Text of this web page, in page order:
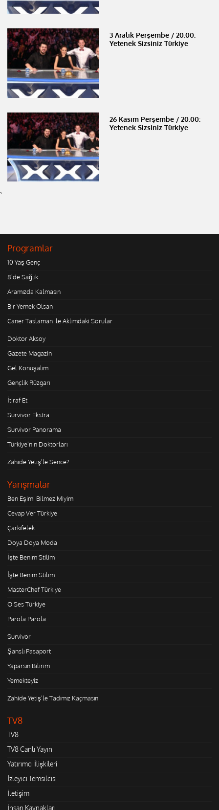
3 Aralık Perşembe / 20.00:
Yetenek Sizsiniz Türkiye
26 Kasım Perşembe / 20.00:
Yetenek Sizsiniz Türkiye
`
Programlar
10 Yaş Genç
8'de Sağlık
Aramızda Kalmasın
Bir Yemek Olsan
Caner Taslaman ile Aklımdaki Sorular
Doktor Aksoy
Gazete Magazin
Gel Konuşalım
Gençlik Rüzgarı
İtiraf Et
Survivor Ekstra
Survivor Panorama
Türkiye'nin Doktorları
Zahide Yetiş'le Sence?
Yarışmalar
Ben Eşimi Bilmez Miyim
Cevap Ver Türkiye
Çarkıfelek
Doya Doya Moda
İşte Benim Stilim
İşte Benim Stilim
MasterChef Türkiye
O Ses Türkiye
Parola Parola
Survivor
Şanslı Pasaport
Yaparsın Bilirim
Yemekteyiz
Zahide Yetiş'le Tadımız Kaçmasın
TV8
TV8
TV8 Canlı Yayın
Yatırımcı İlişkileri
İzleyici Temsilcisi
İletişim
İnsan Kaynakları